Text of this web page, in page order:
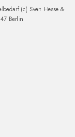
(c) Sven Hesse &
Berlin